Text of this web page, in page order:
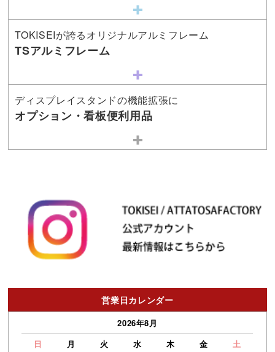
TOKISEIが誇るオリジナルアルミフレーム
TSアルミフレーム
ディスプレイスタンドの機能拡張に
オプション・看板便利用品
営業日カレンダー
2026年8月
日
月 火 水 木 金
土